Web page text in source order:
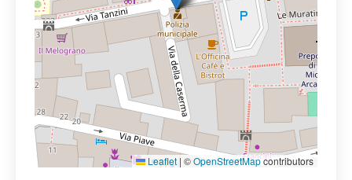
Leaflet | ©OpenStreetMapcontributors